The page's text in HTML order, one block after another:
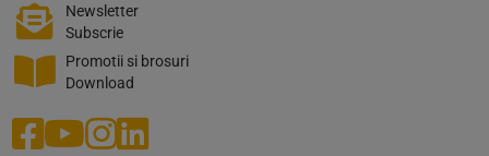
Newsletter
Subscrie
Promotii si brosuri
Download